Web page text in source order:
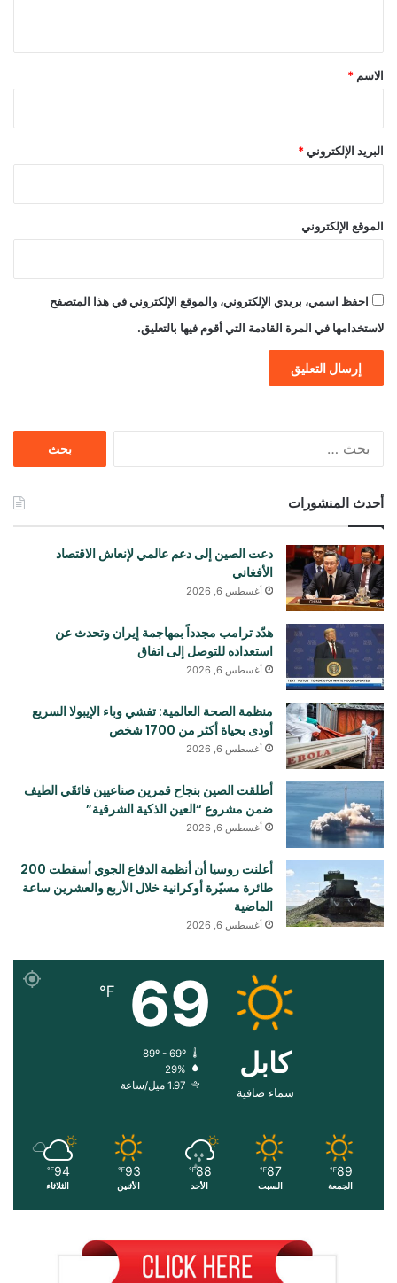
*
الاسم *
البريد الإلكتروني *
الموقع الإلكتروني
احفظ اسمي، بريدي الإلكتروني، والموقع الإلكتروني في هذا المتصفح
لاستخدامها في المرة القادمة التي أقوم فيها بالتعليق.
أحدث المنشورات
دعت الصين إلى دعم عالمي لإنعاش الاقتصاد
الأفغاني
أغسطس 6, 2026
هدّد ترامب مجدداً بمهاجمة إيران وتحدث عن
استعداده للتوصل إلى اتفاق
أغسطس 6, 2026
منظمة الصحة العالمية: تفشي وباء الإيبولا السريع
أودی بحياة أكثر من 1700 شخص
أغسطس 6, 2026
أطلقت الصين بنجاح قمرين صناعيين فائقَي الطيف
ضمن مشروع “العين الذكية الشرقية”
أغسطس 6, 2026
أعلنت روسيا أن أنظمة الدفاع الجوي أسقطت 200
طائرة مسيّرة أوكرانية خلال الأربع والعشرين ساعة
الماضية
أغسطس 6, 2026
کابل
سماء صافية
69
℉
89º - 69º
29%
1.97 ميل/ساعة
89
℉
الجمعة
87
℉
السبت
88
℉
الأحد
93
℉
الأثنين
94
℉
الثلاثاء